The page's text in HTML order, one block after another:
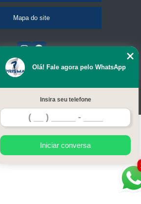
Mapa do site
Olá! Fale agora pelo WhatsApp
Insira seu telefone
Iniciar conversa
visual e eventos (Lei 9610 de 19/02/1998)